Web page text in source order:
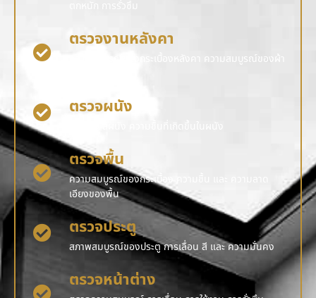
ตรวจงานหลังคา
ความสมบูรณ์ของกระเบื้องหลังคา ความสมบูรณ์ของผ้า
ตรวจผนัง
ตรวจพื้น
ความสมบูรณ์ของกระเบื้อง ความชื้น และ ความลาด
เอียงของพื้น
ตรวจประตู
สภาพสมบูรณ์ของประตู การเลื่อน สี และ ความมั่นคง
ตรวจหน้าต่าง